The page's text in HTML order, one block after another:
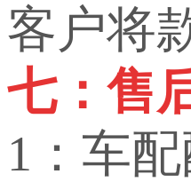
客户将
七：售
1：车